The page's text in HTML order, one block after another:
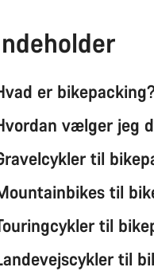
er
vælger jeg
til
til
til
til